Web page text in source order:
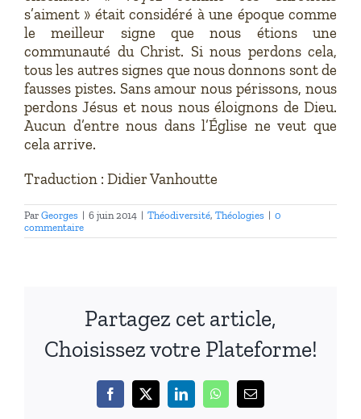
s’aiment » était considéré à une époque comme
le meilleur signe que nous étions une
communauté du Christ. Si nous perdons cela,
tous les autres signes que nous donnons sont de
fausses pistes. Sans amour nous périssons, nous
perdons Jésus et nous nous éloignons de Dieu.
Aucun d’entre nous dans l’Église ne veut que
cela arrive.
Traduction : Didier Vanhoutte
Par Georges | 6 juin 2014 | Théodiversité, Théologies | 0
commentaire
Partagez cet article,
Choisissez votre Plateforme!
Facebook
X LinkedInWhatsApp
Email